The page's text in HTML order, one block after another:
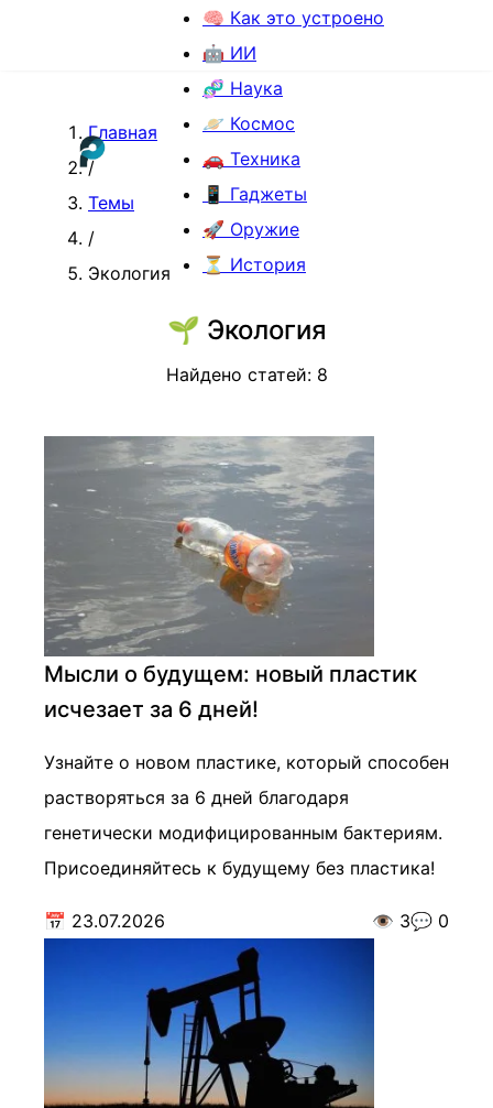
🧠 Как это устроено
🤖 ИИ
🧬 Наука
🪐 Космос
🚗 Техника
📱 Гаджеты
🚀 Оружие
⏳ История
Главная
/
Темы
/
Экология
🌱 Экология
Найдено статей: 8
Мысли о будущем: новый пластик
исчезает за 6 дней!
Узнайте о новом пластике, который способен
растворяться за 6 дней благодаря
генетически модифицированным бактериям.
Присоединяйтесь к будущему без пластика!
📅 23.07.2026 👁️ 3💬 0